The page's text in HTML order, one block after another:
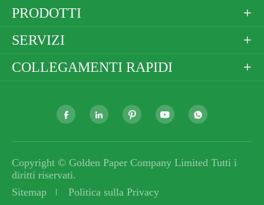
PRODOTTI 
SERVIZI 
COLLEGAMENTI RAPIDI 
    
Copyright © Golden Paper Company Limited Tutti i
diritti riservati.
Sitemap
Politica sulla Privacy